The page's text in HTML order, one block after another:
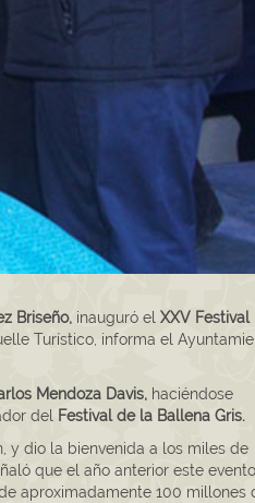
Briseño, inauguró el XXV
Turístico, informa el
Mendoza Davis, haciéndose
del Festival de la Ballena Gris.
y dio la bienvenida a los miles de
que el año anterior este
aproximadamente 100 millones